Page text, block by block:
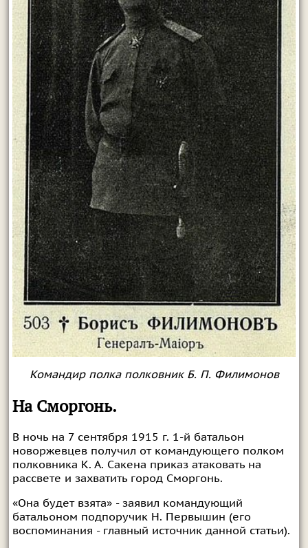
Командир полка полковник Б. П. Филимонов
На Сморгонь.
В ночь на 7 сентября 1915 г. 1-й батальон
новоржевцев получил от командующего полком
полковника К. А. Сакена приказ атаковать на
рассвете и захватить город Сморгонь.
«Она будет взята» - заявил командующий
батальоном подпоручик Н. Первышин (его
воспоминания - главный источник данной статьи).